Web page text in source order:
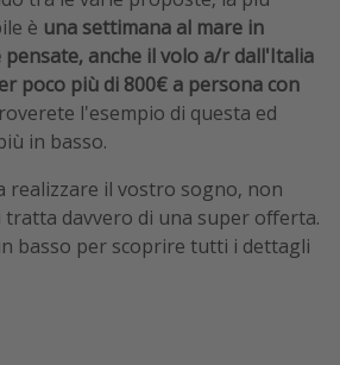
è una settimana al mare in
pensate, anche il volo a/r dall'Italia
poco più di 800€ a persona con
l'esempio di questa ed
in basso.
realizzare il vostro sogno, non
davvero di una super offerta.
basso per scoprire tutti i dettagli